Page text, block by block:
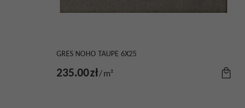
GRES NOHO TAUPE 6X25
235.00zł/m²